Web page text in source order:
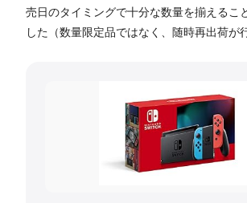
売日のタイミングで十分な数量を揃えるこ
した（数量限定品ではなく、随時再出荷が